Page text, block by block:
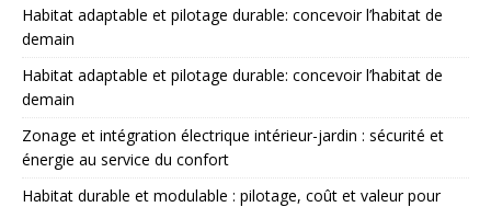
Habitat adaptable et pilotage durable: concevoir l’habitat de
demain
Habitat adaptable et pilotage durable: concevoir l’habitat de
demain
Zonage et intégration électrique intérieur-jardin : sécurité et
énergie au service du confort
Habitat durable et modulable : pilotage, coût et valeur pour